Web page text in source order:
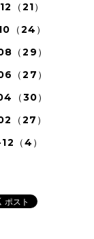
（21）
（24）
（29）
（27）
（30）
（27）
（4）